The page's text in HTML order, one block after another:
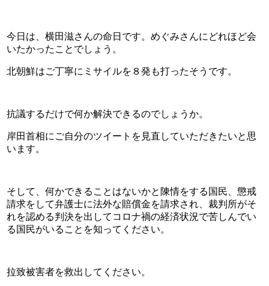
今日は、横田滋さんの命日です。めぐみさんにどれほど会
いたかったことでしょう。
北朝鮮はご丁寧にミサイルを８発も打ったそうです。
抗議するだけで何か解決できるのでしょうか。
岸田首相にご自分のツイートを見直していただきたいと思
います。
そして、何かできることはないかと陳情をする国民、懲戒
請求をして弁護士に法外な賠償金を請求され、裁判所がそ
れを認める判決を出してコロナ禍の経済状況で苦しんでい
る国民がいることを知ってください。
拉致被害者を救出してください。